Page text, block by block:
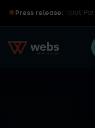
Press release:
global HubSpot Partner